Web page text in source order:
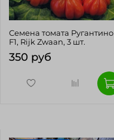
Семена томата Ругантино
F1, Rijk Zwaan, 3 шт.
350 руб